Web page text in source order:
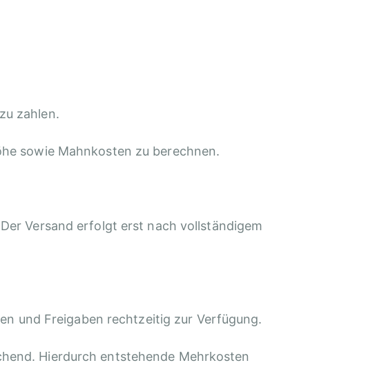
zahlen.
sowie Mahnkosten zu berechnen.
Versand erfolgt erst nach vollständigem
und Freigaben rechtzeitig zur Verfügung.
Hierdurch entstehende Mehrkosten